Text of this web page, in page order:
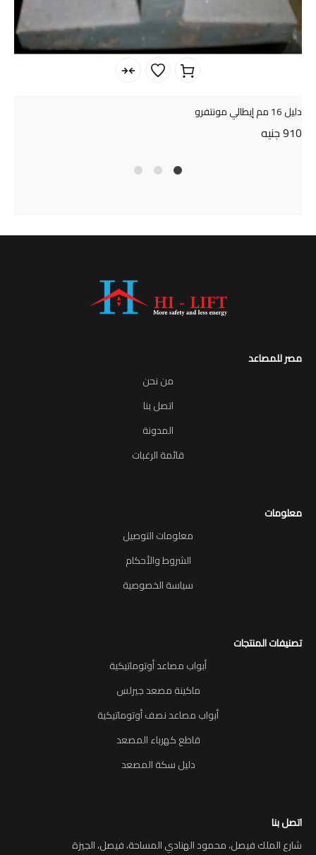
دليل 16 مم إيطالي مونتفرو
910جنيه
مصر للمصاعد
من نحن
اتصل بنا
المدونة
قائمة الرغبات
معلومات
معلومات التوصيل
الشروط والأحكام
سياسة الخصوصية
تصنيفات المنتجات
أبواب مصاعد أوتوماتيكية
ماكينة مصعد جيرلس
أبواب مصاعد نصف أوتوماتيكية
قاطع كهرباء المصعد
دليل سكة المصعد
اتصل بنا
شارع الملك فيصل، محمود الهنادي المساحة، فيصل، الجيزة